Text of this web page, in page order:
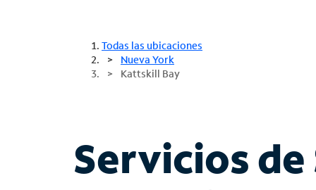
Todas las ubicaciones
Nueva York
Kattskill Bay
Servicios